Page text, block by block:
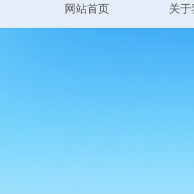
网站首页 关于